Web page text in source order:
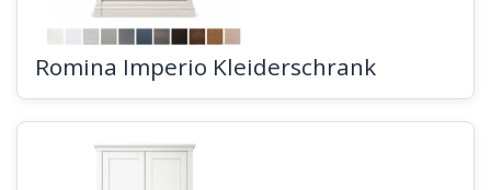
Romina Imperio Kleiderschrank